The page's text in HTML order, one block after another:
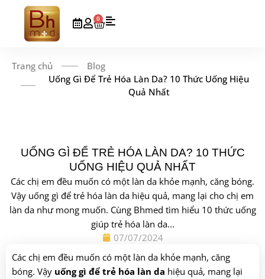
0
Trang chủ
Blog
Uống Gì Để Trẻ Hóa Làn Da? 10 Thức Uống Hiệu
Quả Nhất
UỐNG GÌ ĐỂ TRẺ HÓA LÀN DA? 10 THỨC
UỐNG HIỆU QUẢ NHẤT
Các chị em đều muốn có một làn da khỏe mạnh, căng bóng.
Vậy uống gì để trẻ hóa làn da hiệu quả, mang lại cho chị em
làn da như mong muốn. Cùng Bhmed tìm hiểu 10 thức uống
giúp trẻ hóa làn da...
07/07/2024
Các chị em đều muốn có một làn da khỏe mạnh, căng
bóng. Vậy uống gì để trẻ hóa làn da hiệu quả, mang lại